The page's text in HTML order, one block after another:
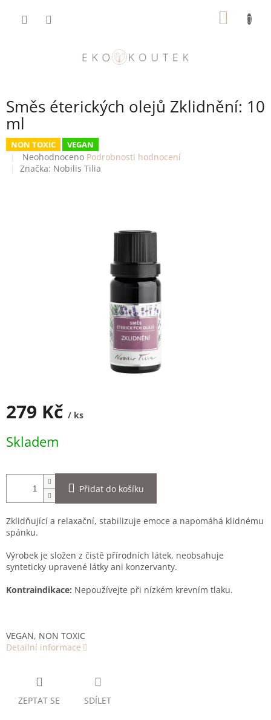
Směs éterických olejů Zklidnění: 10
ml
NON TOXIC VEGAN
Průměrné
hodnocení
Neohodnoceno Podrobnosti hodnocení
Značka: Nobilis Tilia
279 Kč / ks
cena:
Skladem
Přidat do košíku
Zklidňující a relaxační, stabilizuje emoce a napomáhá klidnému
spánku.
Výrobek je složen z čistě přírodních látek, neobsahuje
synteticky upravené látky ani konzervanty.
Kontraindikace: Nepoužívejte při nízkém krevním tlaku.
VEGAN, NON TOXIC
Detailní informace
ZEPTAT SE SDÍLET